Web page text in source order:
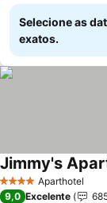
Selecione as
exatos.
4 EstrelasAparthotel
Jimmy's
9,0 Excelente